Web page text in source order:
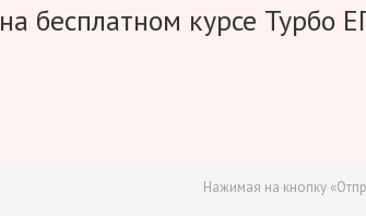
на бесплатном курсе Турбо
Нажимая на кнопку